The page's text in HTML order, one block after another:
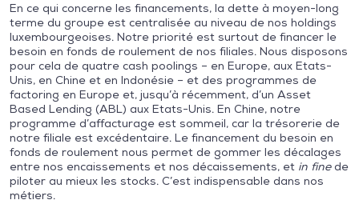
En ce qui concerne les financements, la dette à moyen-long
terme du groupe est centralisée au niveau de nos holdings
luxembourgeoises. Notre priorité est surtout de financer le
besoin en fonds de roulement de nos filiales. Nous disposons
pour cela de quatre cash poolings – en Europe, aux Etats-
Unis, en Chine et en Indonésie – et des programmes de
factoring en Europe et, jusqu’à récemment, d’un Asset
Based Lending (ABL) aux Etats-Unis. En Chine, notre
programme d’affacturage est sommeil, car la trésorerie de
notre filiale est excédentaire. Le financement du besoin en
fonds de roulement nous permet de gommer les décalages
entre nos encaissements et nos décaissements, et in finede
piloter au mieux les stocks. C’est indispensable dans nos
métiers.